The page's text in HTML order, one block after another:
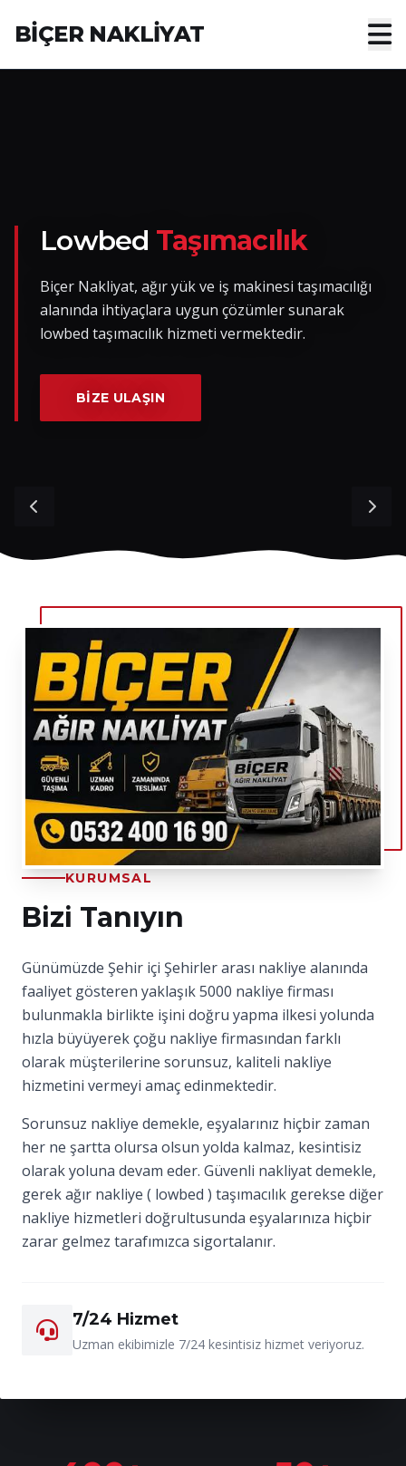
BİÇER NAKLİYAT
Nakliye Yük İlanları
İletişim
Lowbed Taşımacılık
Biçer Nakliyat, ağır yük ve iş makinesi taşımacılığı
alanında ihtiyaçlara uygun çözümler sunarak
lowbed taşımacılık hizmeti vermektedir.
BIZE ULAŞIN
KURUMSAL
Bizi Tanıyın
Günümüzde Şehir içi Şehirler arası nakliye alanında
faaliyet gösteren yaklaşık 5000 nakliye firması
bulunmakla birlikte işini doğru yapma ilkesi yolunda
hızla büyüyerek çoğu nakliye firmasından farklı
olarak müşterilerine sorunsuz, kaliteli nakliye
hizmetini vermeyi amaç edinmektedir.
Sorunsuz nakliye demekle, eşyalarınız hiçbir zaman
her ne şartta olursa olsun yolda kalmaz, kesintisiz
olarak yoluna devam eder. Güvenli nakliyat demekle,
gerek ağır nakliye ( lowbed ) taşımacılık gerekse diğer
nakliye hizmetleri doğrultusunda eşyalarınıza hiçbir
zarar gelmez tarafımızca sigortalanır.
7/24 Hizmet
Uzman ekibimizle 7/24 kesintisiz hizmet veriyoruz.